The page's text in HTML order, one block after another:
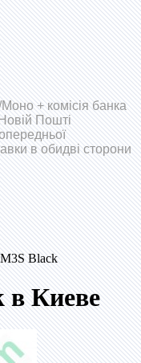
Моно+ комісія банка
Пошті
в обидві сторони
Black
в Киеве